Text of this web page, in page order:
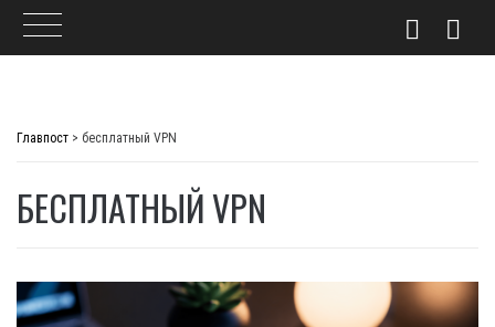
Главпост > бесплатный VPN
БЕСПЛАТНЫЙ VPN